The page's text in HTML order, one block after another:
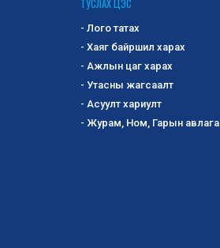
ТУСЛАХ ЦЭС
- Лого татах
- Хаяг байршил харах
- Ажлын цаг харах
- Утасны жагсаалт
- Асуулт хариулт
- Журам, Ном, Гарын авлага